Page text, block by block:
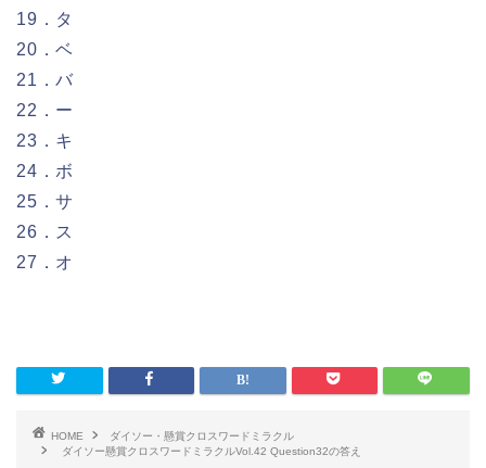
19．タ
20．ベ
21．バ
22．ー
23．キ
24．ボ
25．サ
26．ス
27．オ
HOME
ダイソー・懸賞クロスワードミラクル
ダイソー懸賞クロスワードミラクルVol.42 Question32の答え